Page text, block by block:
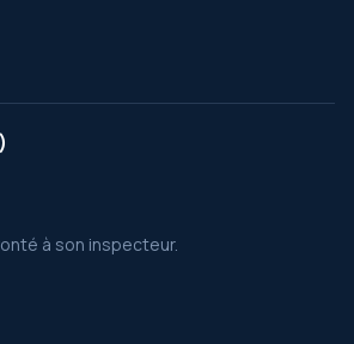
à son inspecteur.